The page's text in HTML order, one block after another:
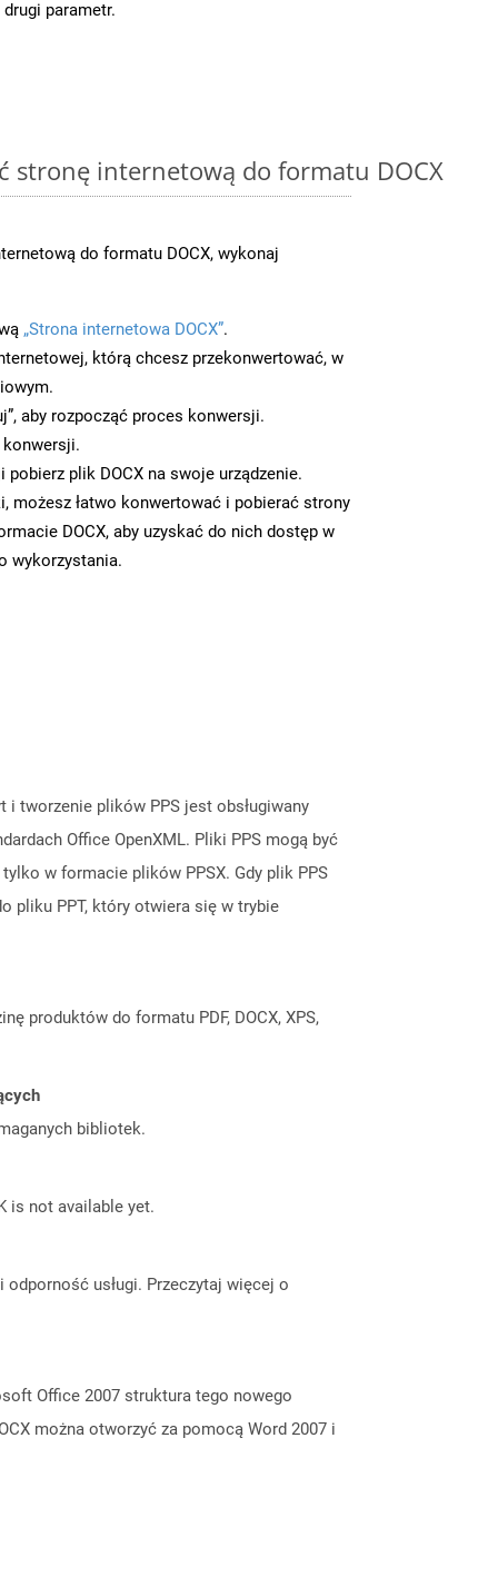
parametr.
stronę internetową do formatu DOCX
do formatu DOCX, wykonaj
„Strona internetowa DOCX”.
którą chcesz przekonwertować, w
aby rozpocząć proces konwersji.
konwersji.
plik DOCX na swoje urządzenie.
możesz łatwo konwertować i pobierać strony
DOCX, aby uzyskać do nich dostęp w
wykorzystania.
tworzenie plików PPS jest obsługiwany
Office OpenXML. Pliki PPS mogą być
w formacie plików PPSX. Gdy plik PPS
pliku PPT, który otwiera się w trybie
produktów do formatu PDF, DOCX, XPS,
bibliotek.
is not available yet.
usługi. Przeczytaj więcej o
Office 2007 struktura tego nowego
można otworzyć za pomocą Word 2007 i